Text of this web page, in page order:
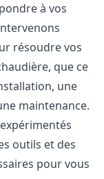
à vos
résoudre vos
que ce
une
maintenance.
outils et des
pour vous